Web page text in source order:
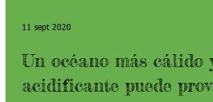
Un océano más cálido
acidificante puede
11 sept 2020